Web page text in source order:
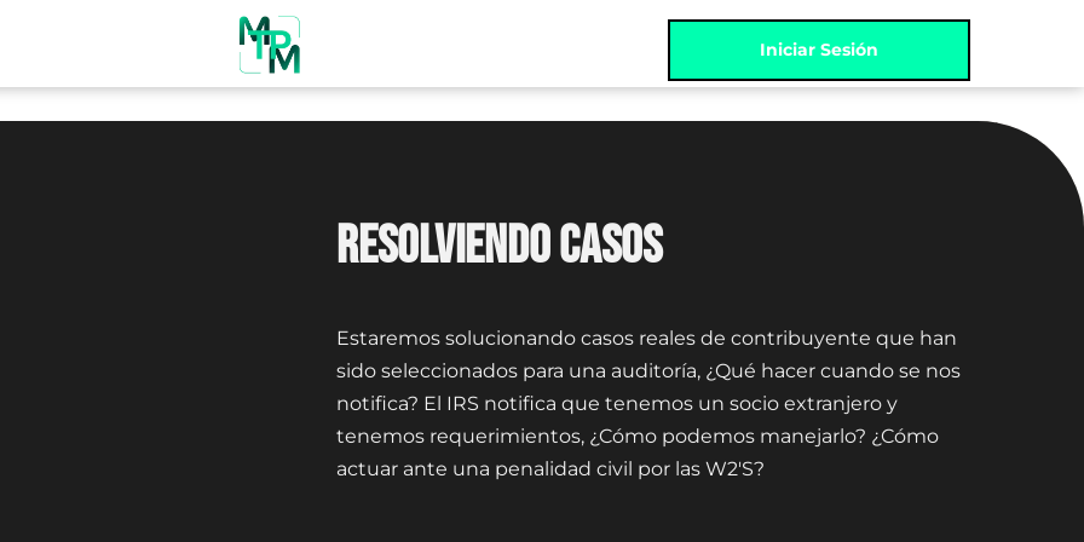
Iniciar Sesión
RESOLVIENDO CASOS
Estaremos solucionando casos reales de contribuyente que han
sido seleccionados para una auditoría, ¿Qué hacer cuando se nos
notifica? El IRS notifica que tenemos un socio extranjero y
tenemos requerimientos, ¿Cómo podemos manejarlo? ¿Cómo
actuar ante una penalidad civil por las W2'S?